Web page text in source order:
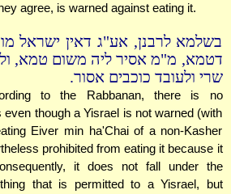
agree, is warned against eating it.
בשלמא לרבנן, אע"ג דאין ישראל
דטמא, מ"מ אסיר ליה משום טמא,
שרי ולעובד כוכבים אסור.
to the Rabbanan, there is no
even though a Yisrael is not warned (with
Eiver min ha'Chai of a non-Kasher
prohibited from eating it because it
it does not fall under the
that is permitted to a Yisrael, but